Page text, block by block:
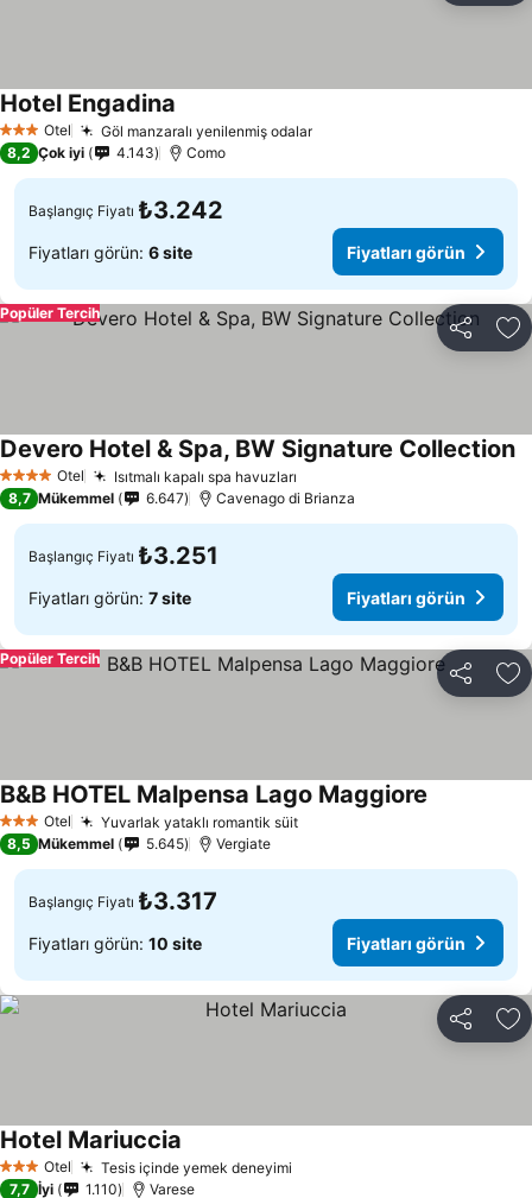
3 YıldızOtel Göl manzaralı yenilenmiş odalar
Hotel Engadina
8,2 Çok iyi 4.143 Como
Başlangıç Fiyatı ₺3.242
Fiyatları görün: 6 site Fiyatları görün
Paylaş
Popüler Tercih
4 Yıldız Otel Isıtmalı kapalı spa havuzları
Devero Hotel & Spa, BW Signature Collection
8,7 Mükemmel 6.647 Cavenago di Brianza
Başlangıç Fiyatı ₺3.251
Fiyatları görün: 7 site Fiyatları görün
Paylaş
Popüler Tercih
3 YıldızOtel Yuvarlak yataklı romantik süit
B&B HOTEL Malpensa Lago Maggiore
8,5 Mükemmel 5.645 Vergiate
Başlangıç Fiyatı ₺3.317
Fiyatları görün: 10 site Fiyatları görün
Paylaş
3 YıldızOtel Tesis içinde yemek deneyimi
Hotel Mariuccia
7,7 İyi 1.110 Varese